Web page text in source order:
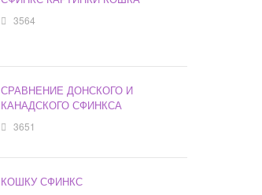
3564
СРАВНЕНИЕ ДОНСКОГО И
КАНАДСКОГО СФИНКСА
3651
КОШКУ СФИНКС